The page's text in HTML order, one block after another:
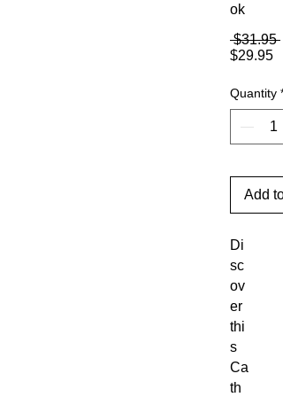
ok
$31.95
$29.95
Quantity *
Add
Di
sc
ov
er
thi
s
Ca
th